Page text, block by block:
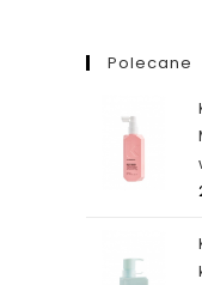
Polecane